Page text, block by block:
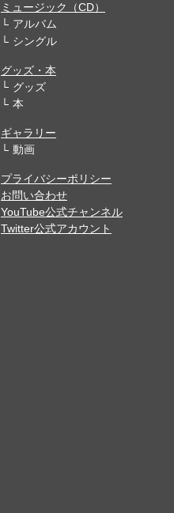
ミュージック（CD）
アルバム
シングル
グッズ・本
グッズ
本
ギャラリー
動画
プライバシーポリシー
お問い合わせ
YouTube公式チャンネル
Twitter公式アカウント